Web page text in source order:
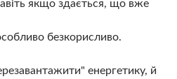
якщо здається, що вже
безкорисливо.
енергетику, й